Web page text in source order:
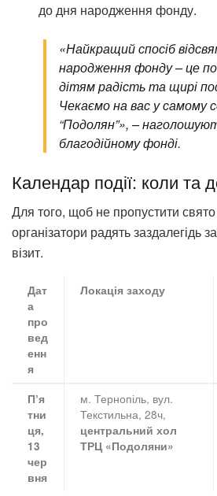
до дня народження фонду.
«Найкращий спосіб
народження фонду – це
дітям радість та щирі
Чекаємо на вас у самому
“Подолян”», –
благодійному фонді.
Календар події: коли та
Для того, щоб не пропустити
організатори радять заздалегідь
візит.
Дат
а
про
вед
енн
я
Локація заходу
П’я
тни
ця,
13
чер
вня
м. Тернопіль, вул.
Текстильна, 28ч,
центральний хол
ТРЦ «Подоляни»